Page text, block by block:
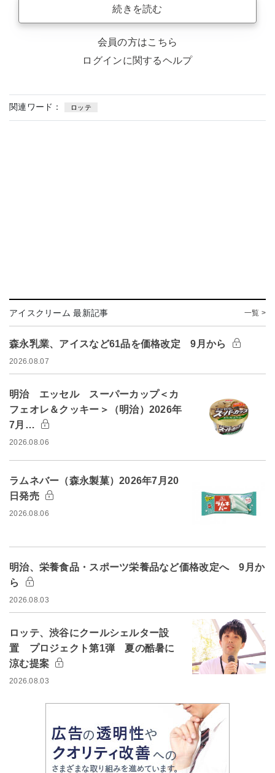
続きを読む
会員の方はこちら
ログインに関するヘルプ
関連ワード： ロッテ
アイスクリーム 最新記事 一覧 >
森永乳業、アイスなど61品を価格改定 9月から
2026.08.07
明治 エッセル スーパーカップ＜カ
フェオレ＆クッキー＞（明治）2026年
7月…
2026.08.06
ラムネバー（森永製菓）2026年7月20
日発売
2026.08.06
明治、栄養食品・スポーツ栄養品など価格改定へ 9月か
ら
2026.08.03
ロッテ、渋谷にクールシェルター設
置 プロジェクト第1弾 夏の酷暑に
涼む提案
2026.08.03